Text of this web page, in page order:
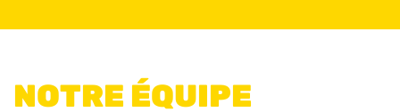
NOTRE ÉQUIPE